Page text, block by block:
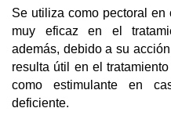
Se utiliza como pectoral
muy eficaz en el
además, debido a su
resulta útil en el
como estimulante en
deficiente.